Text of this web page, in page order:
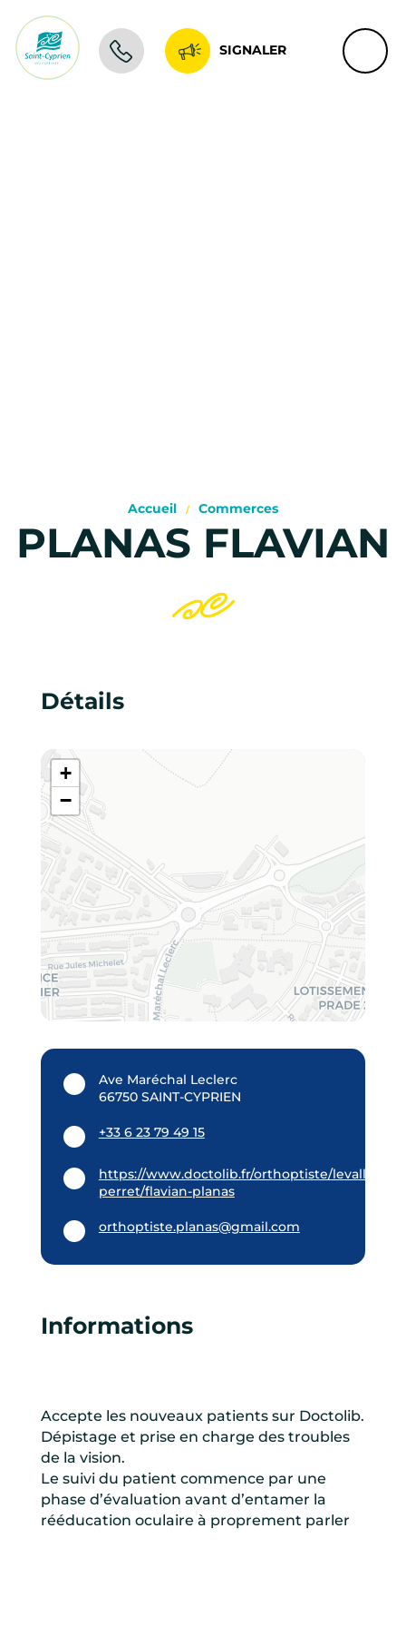
SIGNALER
Accueil Commerces
PLANAS FLAVIAN
Détails
+
−
Ave Maréchal Leclerc
66750 SAINT-CYPRIEN
+33 6 23 79 49 15
https://www.doctolib.fr/orthoptiste/levallois-
perret/flavian-planas
orthoptiste.planas@gmail.com
Informations
Accepte les nouveaux patients sur Doctolib.
Dépistage et prise en charge des troubles
de la vision.
Le suivi du patient commence par une
phase d’évaluation avant d’entamer la
rééducation oculaire à proprement parler